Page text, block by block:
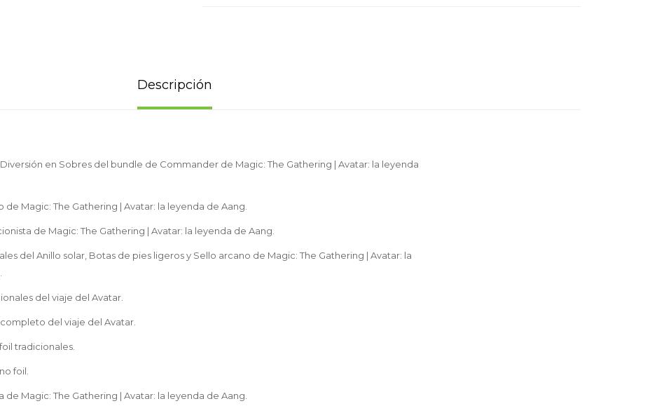
Descripción
en Sobres del bundle de Commander de Magic: The Gathering | Avatar: la leyenda
de Magic: The Gathering | Avatar: la leyenda de Aang.
de Magic: The Gathering | Avatar: la leyenda de Aang.
del Anillo solar, Botas de pies ligeros y Sello arcano de Magic: The Gathering | Avatar: la
del viaje del Avatar.
del viaje del Avatar.
tradicionales.
foil.
de Magic: The Gathering | Avatar: la leyenda de Aang.